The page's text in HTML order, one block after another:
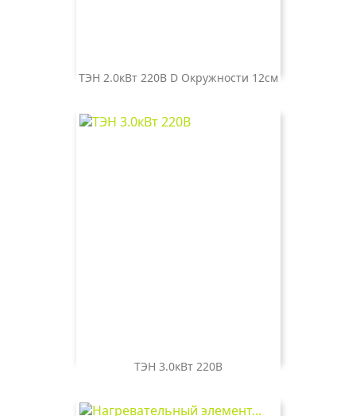
ТЭН 2.0кВт 220В D Окружности 12см
ТЭН 3.0кВт 220В